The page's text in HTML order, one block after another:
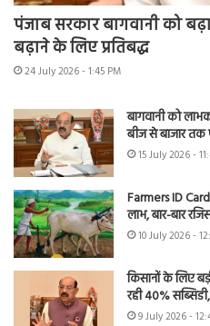
पंजाब सरकार बागवानी को
बढ़ाने के लिए प्रतिबद्ध
24 July 2026 - 1:45 PM
बागवानी को
बीज से बाजार तक
15 July 2026 -
Farmers ID
लाभ, बार-बार
10 July 2026 -
किसानों के लिए
रही 40%
9 July 2026 -